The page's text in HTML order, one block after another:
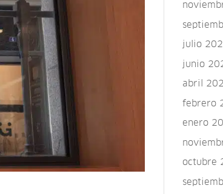
julio
junio
abril
febrero
enero
octubre